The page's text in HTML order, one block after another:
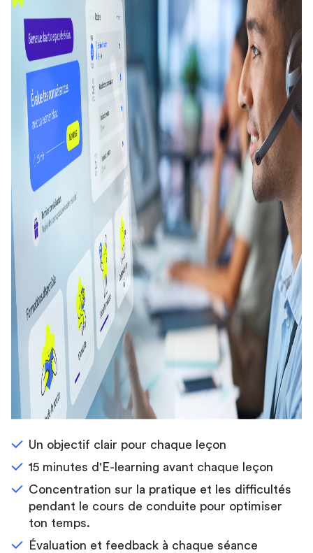
Un objectif clair pour chaque leçon
15 minutes d'E-learning avant chaque leçon
Concentration sur la pratique et les difficultés
pendant le cours de conduite pour optimiser
ton temps.
Évaluation et feedback à chaque séance